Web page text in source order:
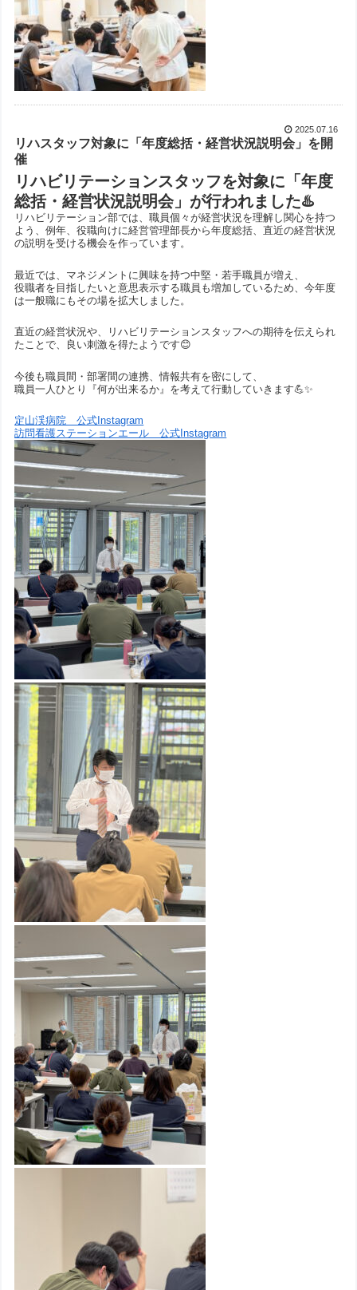
2025.07.16
リハスタッフ対象に「年度総括・経営状況説明会」を開
催
リハビリテーションスタッフを対象に「年度
総括・経営状況説明会」が行われました♨️
リハビリテーション部では、職員個々が経営状況を理解し関心を持つ
よう、例年、役職向けに経営管理部長から年度総括、直近の経営状況
の説明を受ける機会を作っています。
最近では、マネジメントに興味を持つ中堅・若手職員が増え、
役職者を目指したいと意思表示する職員も増加しているため、今年度
は一般職にもその場を拡大しました。
直近の経営状況や、リハビリテーションスタッフへの期待を伝えられ
たことで、良い刺激を得たようです😊
今後も職員間・部署間の連携、情報共有を密にして、
職員一人ひとり『何が出来るか』を考えて行動していきます💪✨
定山渓病院 公式Instagram
訪問看護ステーションエール 公式Instagram